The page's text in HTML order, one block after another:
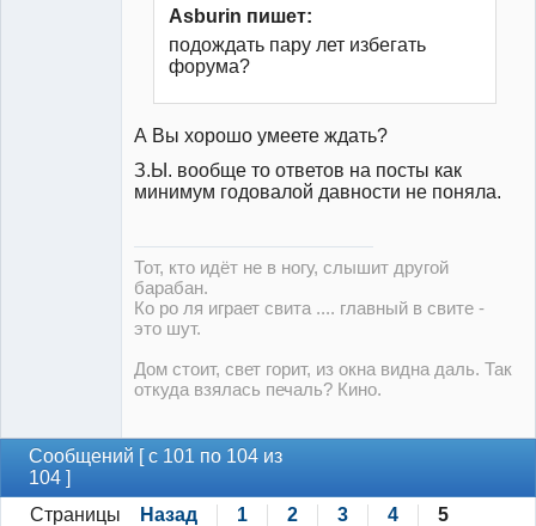
Asburin пишет:
подождать пару лет избегать
форума?
А Вы хорошо умеете ждать?
З.Ы. вообще то ответов на посты как
минимум годовалой давности не поняла.
Тот, кто идёт не в ногу, слышит другой
барабан.
Ко ро ля играет свита .... главный в свите -
это шут.
Дом стоит, свет горит, из окна видна даль. Так
откуда взялась печаль? Кино.
Сообщений [ с 101 по 104 из
104 ]
Страницы
Назад 1 2 3 4
5